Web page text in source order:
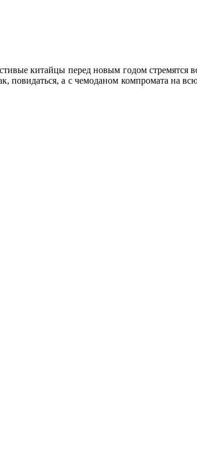
китайцы перед новым годом
а с чемоданом компромата на